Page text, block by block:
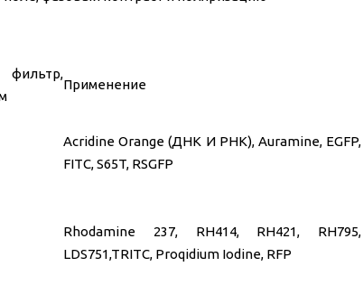
фильтр,
Применение
Acridine Orange (ДНК И РНК), Auramine, EGFP,
FITC, S65T, RSGFP
Rhodamine 237, RH414, RH421, RH795,
LDS751,TRITC, Proqidium Iodine, RFP